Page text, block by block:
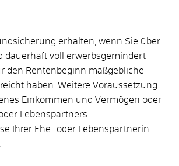
erhalten, wenn Sie über
dauerhaft voll erwerbsgemindert
den Rentenbeginn maßgebliche
haben. Weitere Voraussetzung
Einkommen und Vermögen oder
Lebenspartners
Ihrer Ehe- oder Lebenspartnerin